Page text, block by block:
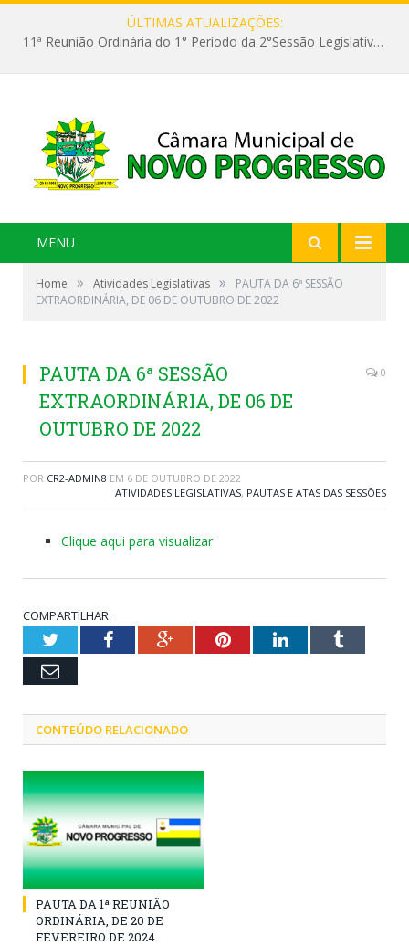
ÚLTIMAS ATUALIZAÇÕES:
11ª Reunião Ordinária do 1° Período da 2°Sessão Legislativa da 9ª Legislatura do Poder Legislativo
MENU
Home » Atividades Legislativas »
PAUTA DA 6ª SESSÃO
EXTRAORDINÁRIA, DE 06 DE OUTUBRO DE 2022
PAUTA DA 6ª SESSÃO
EXTRAORDINÁRIA, DE 06 DE
OUTUBRO DE 2022
0
POR CR2-ADMIN8 EM 6 DE OUTUBRO DE 2022
ATIVIDADES LEGISLATIVAS, PAUTAS E ATAS DAS SESSÕES
Clique aqui para visualizar
COMPARTILHAR:
TwitterFacebookGoogle+PinterestLinkedInTumblr
Email
CONTEÚDO RELACIONADO
PAUTA DA 1ª REUNIÃO
ORDINÁRIA, DE 20 DE
FEVEREIRO DE 2024